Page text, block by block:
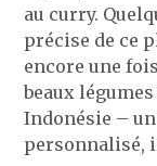
au curry.
précise de ce
encore une
beaux
Indonésie –
personnalisé,